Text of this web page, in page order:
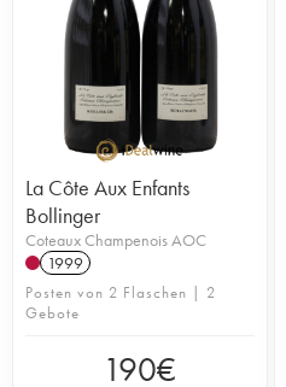
La Côte Aux Enfants
Bollinger
Coteaux Champenois AOC
1999
Posten von 2 Flaschen | 2
Gebote
190€